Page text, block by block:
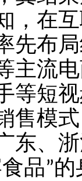
，在
先布
主流
等短
售模
东、
品”的